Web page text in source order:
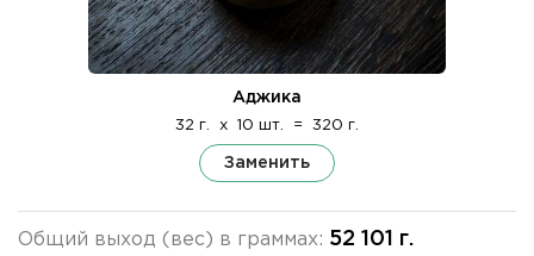
Аджика
32 г. x 10 шт. = 320 г.
Заменить
Общий выход (вес) в граммах: 52 101 г.